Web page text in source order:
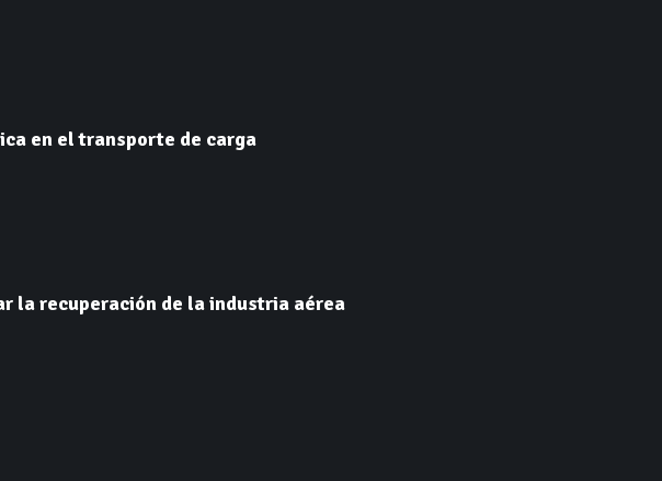
en el transporte de carga
la recuperación de la industria aérea